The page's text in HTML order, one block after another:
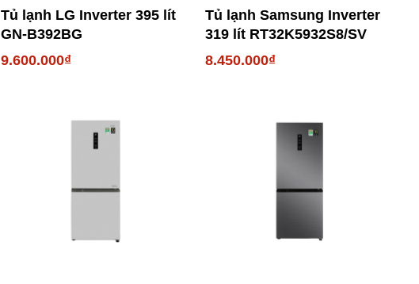
Tủ lạnh LG Inverter 395 lít
GN-B392BG
9.600.000₫
Tủ lạnh Samsung Inverter
319 lít RT32K5932S8/SV
8.450.000₫